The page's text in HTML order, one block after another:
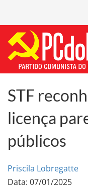
STF
licença
públicos
Priscila Lobregatte
Data: 07/01/2025